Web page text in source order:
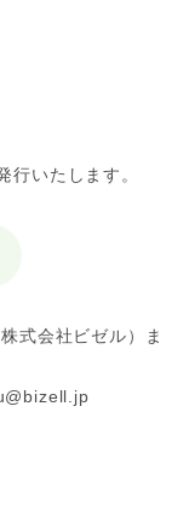
行いたします。
式会社ビゼル）ま